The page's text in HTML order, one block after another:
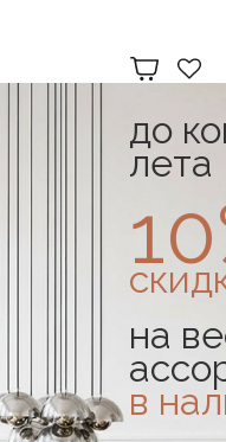
до
лета
на
в